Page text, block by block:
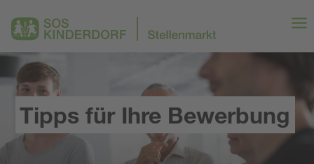
Tipps für Ihre Bewerbung